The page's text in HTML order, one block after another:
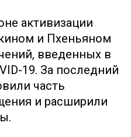
активизации
и Пхеньяном
введенных в
19. За последний
часть
и расширили